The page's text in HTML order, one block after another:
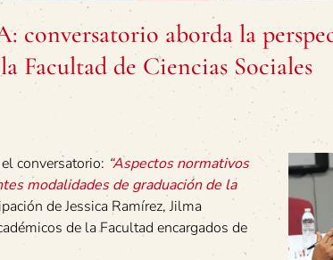
conversatorio aborda la
Facultad de Ciencias Sociales
conversatorio: “Aspectos normativos
modalidades de graduación de la
de Jessica Ramírez, Jilma
de la Facultad encargados de